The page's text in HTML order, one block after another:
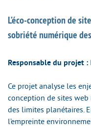
L’éco-conception de
sobriété numérique
Responsable du projet :
Ce projet analyse les
conception de sites
des limites planétaires.
l’empreinte